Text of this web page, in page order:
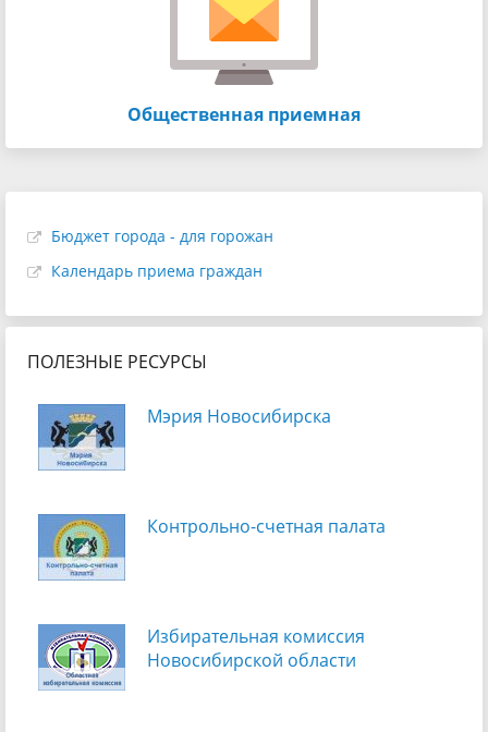
Общественная приемная
Бюджет города - для горожан
Календарь приема граждан
ПОЛЕЗНЫЕ РЕСУРСЫ
Мэрия Новосибирска
Контрольно-счетная палата
Избирательная комиссия
Новосибирской области